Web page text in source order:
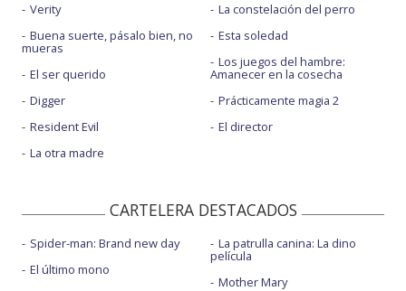
Verity
Buena suerte, pásalo bien, no
mueras
El ser querido
Digger
Resident Evil
La otra madre
La constelación del perro
Esta soledad
Los juegos del hambre:
Amanecer en la cosecha
Prácticamente magia 2
El director
CARTELERA DESTACADOS
Spider-man: Brand new day
El último mono
La patrulla canina: La dino
película
Mother Mary